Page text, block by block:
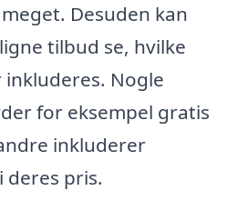
Desuden kan
tilbud se, hvilke
inkluderes. Nogle
for eksempel gratis
inkluderer
pris.